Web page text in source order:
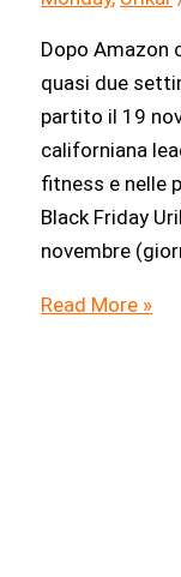
Dopo Amazon
quasi due
partito il 19
californiana
fitness e nelle
Black Friday
novembre
Black
Read More »